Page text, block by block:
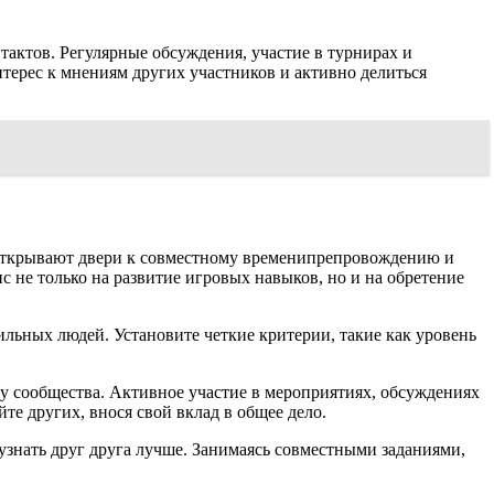
Регулярные обсуждения, участие в турнирах и
к мнениям других участников и активно делиться
двери к совместному временипрепровождению и
только на развитие игровых навыков, но и на обретение
людей. Установите четкие критерии, такие как уровень
Активное участие в мероприятиях, обсуждениях
других, внося свой вклад в общее дело.
друг друга лучше. Занимаясь совместными заданиями,